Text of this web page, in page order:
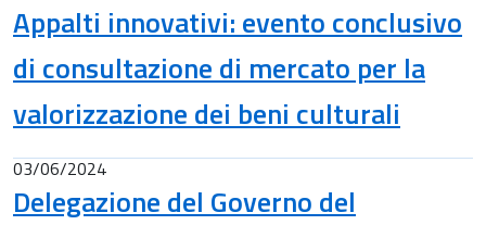
Appalti innovativi: evento conclusivo
di consultazione di mercato per la
valorizzazione dei beni culturali
03/06/2024
Delegazione del Governo del